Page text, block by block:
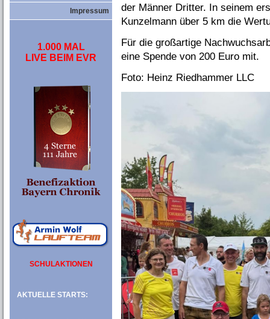
Impressum
1.000 MAL
LIVE BEIM EVR
SCHULAKTIONEN
AKTUELLE STARTS:
der Männer Dritter. In seinem
Kunzelmann über 5 km die
Für die großartige
eine Spende von 200 Euro mit.
Foto: Heinz Riedhammer LLC